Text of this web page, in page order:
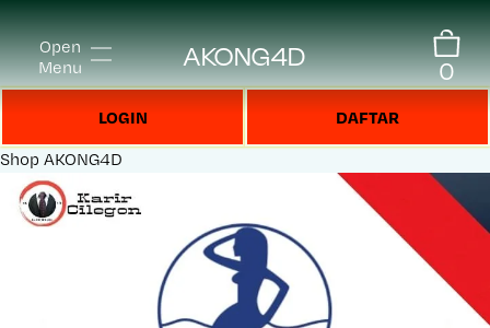
Open
Menu
AKONG4D 0
LOGIN DAFTAR
Shop AKONG4D